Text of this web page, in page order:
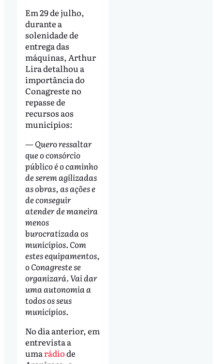
Em 29 de julho,
durante a
solenidade de
entrega das
máquinas, Arthur
Lira detalhou a
importância do
Conagreste no
repasse de
recursos aos
municípios:
— Quero ressaltar
que o consórcio
público é o caminho
de serem agilizadas
as obras, as ações e
de conseguir
atender de maneira
menos
burocratizada os
municípios. Com
estes equipamentos,
o Conagreste se
organizará. Vai dar
uma autonomia a
todos os seus
municípios.
No dia anterior, em
entrevista a
uma rádiode